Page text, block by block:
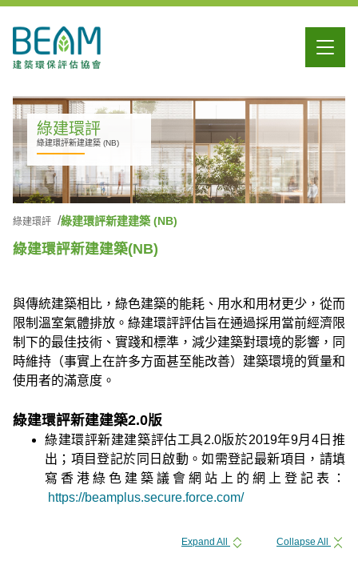
綠建環評
綠建環評新建建築 (NB)
綠建環評 綠建環評新建建築 (NB)
綠建環評新建建築(NB)
與傳統建築相比，綠色建築的能耗、用水和用材更少，從而
限制溫室氣體排放。綠建環評評估旨在通過採用當前經濟限
制下的最佳技術、實踐和標準，減少建築對環境的影響，同
時維持（事實上在許多方面甚至能改善）建築環境的質量和
使用者的滿意度。
綠建環評新建建築2.0版
綠建環評新建建築評估工具2.0版於2019年9月4日推
出；項目登記於同日啟動。如需登記最新項目，請填
寫香港綠色建築議會網站上的網上登記表：
https://beamplus.secure.force.com/
Expand All Collapse All